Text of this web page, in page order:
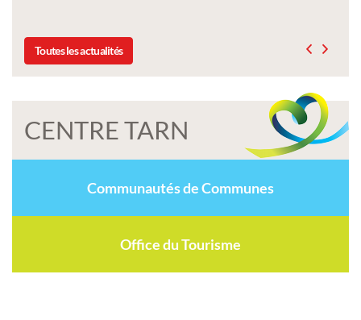
Toutes les actualités
CENTRE TARN
Communautés de Communes
Office du Tourisme